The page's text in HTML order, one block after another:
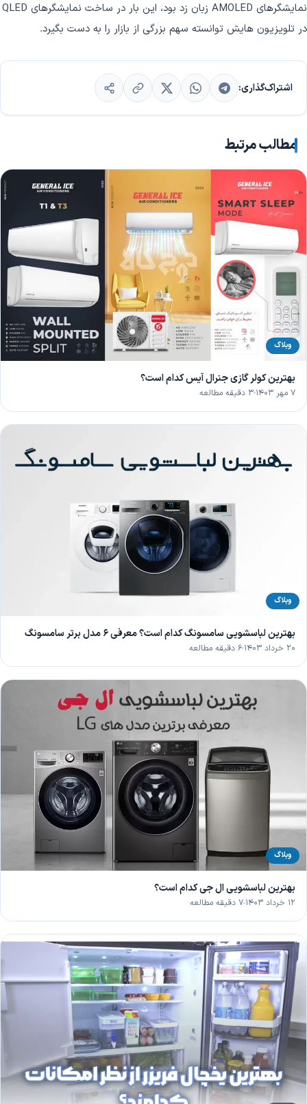
نمایشگرهای AMOLED زبان زد بود، این بار در ساخت نمایشگرهای QLED
در تلویزیون هایش توانسته سهم بزرگی از بازار را به دست بگیرد.
اشتراک‌گذاری:
مطالب مرتبط
وبلاگ
بهترین کولر گازی جنرال آیس کدام است؟
۷ مهر ۱۴۰۳ ۳ دقیقه مطالعه
وبلاگ
بهترین لباسشویی سامسونگ کدام است؟ معرفی 6 مدل برتر سامسونگ
۲۰ خرداد ۱۴۰۳ ۶ دقیقه مطالعه
وبلاگ
بهترین لباسشویی ال جی کدام است؟
۱۲ خرداد ۱۴۰۳ ۷ دقیقه مطالعه